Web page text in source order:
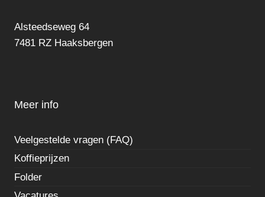
Alsteedseweg 64
7481 RZ Haaksbergen
Meer info
Veelgestelde vragen (FAQ)
Koffieprijzen
Folder